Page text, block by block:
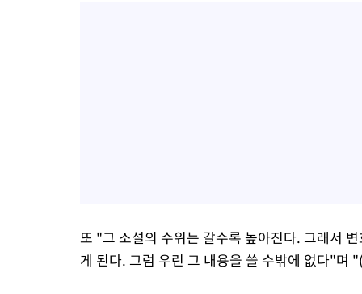
또 "그 소설의 수위는 갈수록 높아진다. 그래서
게 된다. 그럼 우린 그 내용을 쓸 수밖에 없다"며